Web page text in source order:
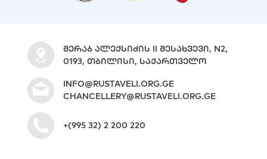
ᲛᲔᲠᲐᲑ ᲐᲚᲔᲥᲡᲘᲫᲘᲡ II ᲨᲔᲡᲐᲮᲕᲔᲕᲘ, N2,
0193, ᲗᲑᲘᲚᲘᲡᲘ, ᲡᲐᲥᲐᲠᲗᲕᲔᲚᲝ
INFO@RUSTAVELI.ORG.GE
CHANCELLERY@RUSTAVELI.ORG.GE
+(995 32) 2 200 220